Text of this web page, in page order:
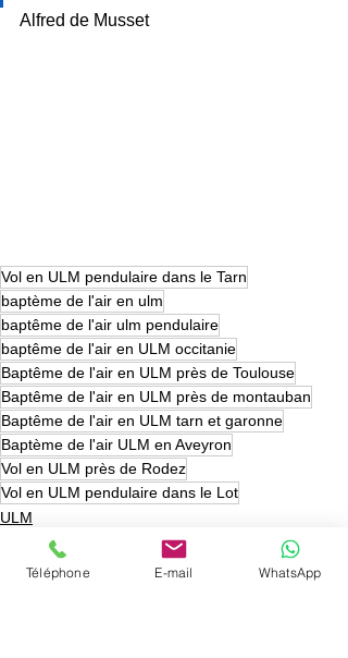
Alfred de Musset
Vol en ULM pendulaire dans le Tarn
baptème de l'air en ulm
baptême de l'air ulm pendulaire
baptême de l'air en ULM occitanie
Baptême de l'air en ULM près de Toulouse
Baptême de l'air en ULM près de montauban
Baptême de l'air en ULM tarn et garonne
Baptème de l'air ULM en Aveyron
Vol en ULM près de Rodez
Vol en ULM pendulaire dans le Lot
ULM
Téléphone E-mail WhatsApp